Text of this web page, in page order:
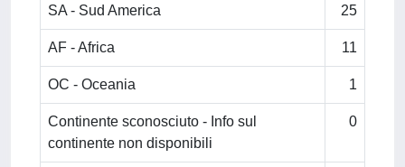
SA - Sud America 25
AF - Africa 11
OC - Oceania 1
Continente sconosciuto - Info sul
continente non disponibili
0